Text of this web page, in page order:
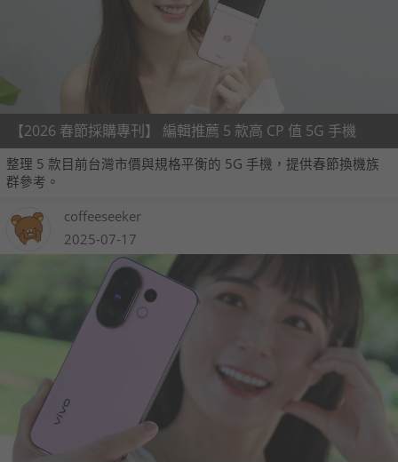
【2026 春節採購專刊】 編輯推薦 5 款高 CP 值 5G 手機
整理 5 款目前台灣市價與規格平衡的 5G 手機，提供春節換機族
群參考。
coffeeseeker
2025-07-17